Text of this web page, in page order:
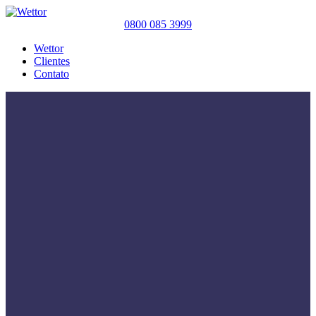
0800 085 3999
Wettor
Clientes
Contato